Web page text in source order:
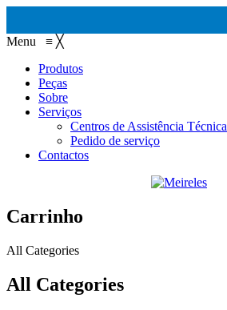
Menu ≡ ╳
Produtos
Peças
Sobre
Serviços
Centros de Assistência Técnica
Pedido de serviço
Contactos
Carrinho
All Categories
All Categories